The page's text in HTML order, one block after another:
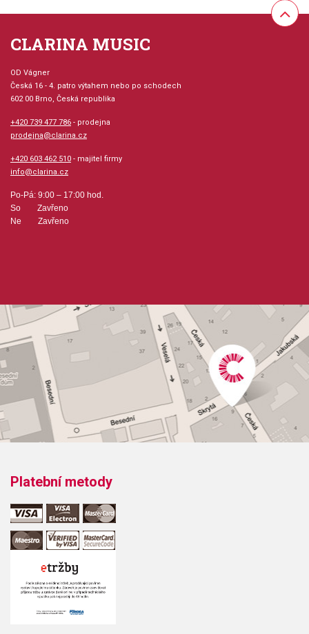
CLARINA MUSIC
OD Vágner
Česká 16 - 4. patro výtahem nebo po schodech
602 00 Brno, Česká republika
+420 739 477 786 - prodejna
prodejna@clarina.cz
+420 603 462 510 - majitel firmy
info@clarina.cz
Po-Pá: 9:00 – 17:00 hod.
So Zavřeno
Ne Zavřeno
Platební metody